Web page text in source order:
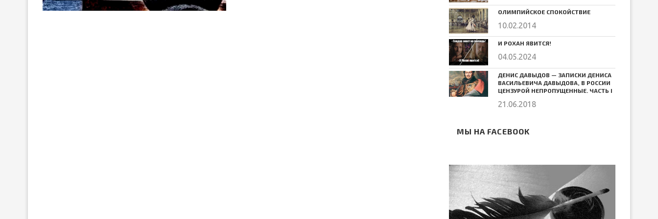
ОЛИМПИЙСКОЕ СПОКОЙСТВИЕ
10.02.2014
И РОХАН ЯВИТСЯ!
04.05.2024
ДЕНИС ДАВЫДОВ — ЗАПИСКИ ДЕНИСА
ВАСИЛЬЕВИЧА ДАВЫДОВА, В РОССИИ
ЦЕНЗУРОЙ НЕПРОПУЩЕННЫЕ. ЧАСТЬ I
21.06.2018
МЫ НА FACEBOOK